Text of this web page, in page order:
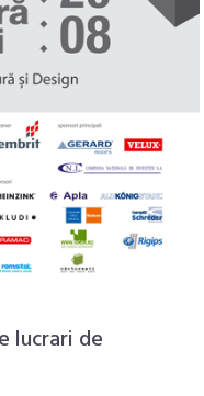
lucrari de